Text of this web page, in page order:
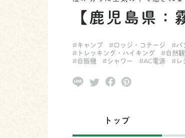
【鹿児島県：
#キャンプ #ロッジ・コテージ #バ
#トレッキング・ハイキング
#自然
#自販機
#シャワー #AC電源 #レ
トップ